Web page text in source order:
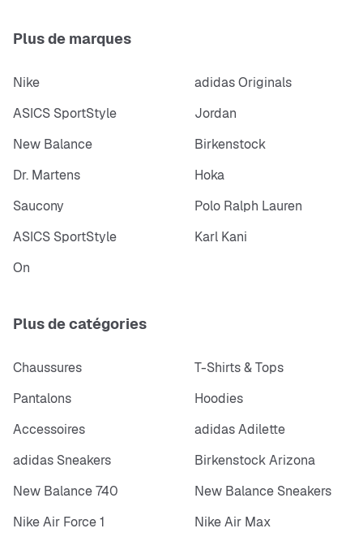
Matériau supérieur : synthétique
Doublure : textile, synthétique
Semelle extérieure : caoutchouc
Plus de marques
Nike
adidas Originals
ASICS SportStyle
Jordan
New Balance
Birkenstock
Dr. Martens
Hoka
Saucony
Polo Ralph Lauren
ASICS SportStyle
Karl Kani
On
Plus de catégories
Chaussures
T-Shirts & Tops
Pantalons
Hoodies
Accessoires
adidas Adilette
adidas Sneakers
Birkenstock Arizona
New Balance 740
New Balance Sneakers
Nike Air Force 1
Nike Air Max